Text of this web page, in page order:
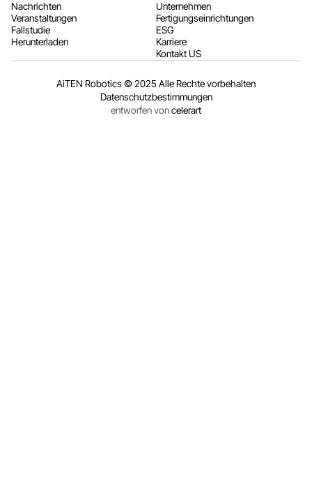
Nachrichten
Veranstaltungen
Fallstudie
Herunterladen
Unternehmen
Fertigungseinrichtungen
ESG
Karriere
Kontakt US
AiTEN Robotics © 2025 Alle Rechte vorbehalten
Datenschutzbestimmungen
entworfen voncelerart